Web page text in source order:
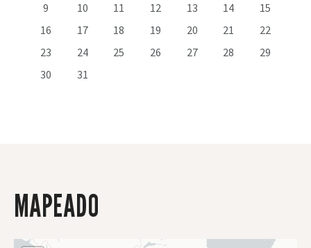
9
10 11 12 13 14
15
16
17 18 19 20 21
22
23
24 25 26 27 28
29
30
31
MAPEADO